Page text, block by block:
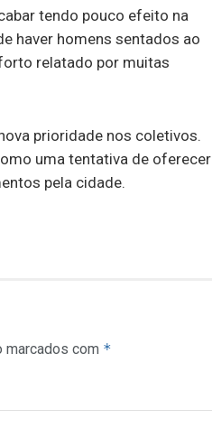
tendo pouco efeito na
haver homens sentados ao
relatado por muitas
prioridade nos coletivos.
uma tentativa de oferecer
pela cidade.
marcados com *